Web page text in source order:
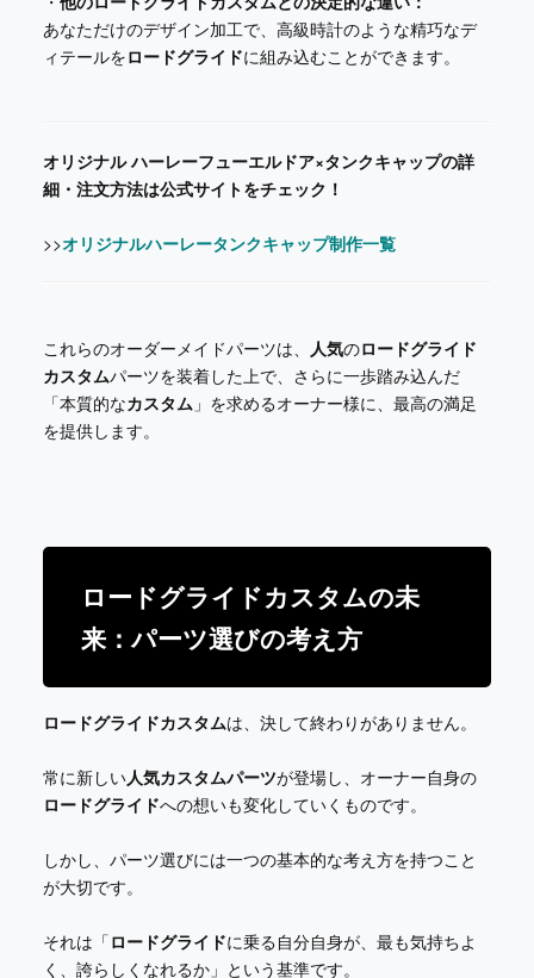
あなただけのデザイン加工で、高級時計のような精巧なデ
ィテールをロードグライドに組み込むことができます。
オリジナル ハーレーフューエルドア×タンクキャップの詳
細・注文方法は公式サイトをチェック！
>>オリジナルハーレータンクキャップ制作一覧
これらのオーダーメイドパーツは、 人気のロードグライド
カスタムパーツを装着した上で、さらに一歩踏み込んだ
「本質的なカスタム 」を求めるオーナー様に、最高の満足
を提供します。
ロードグライドカスタムの未
来：パーツ選びの考え方
ロードグライドカスタムは、決して終わりがありません。
常に新しい人気カスタムパーツが登場し、オーナー自身の
ロードグライドへの想いも変化していくものです。
しかし、パーツ選びには一つの基本的な考え方を持つこと
が大切です。
それは「ロードグライドに乗る自分自身が、最も気持ちよ
く、誇らしくなれるか」という基準です。